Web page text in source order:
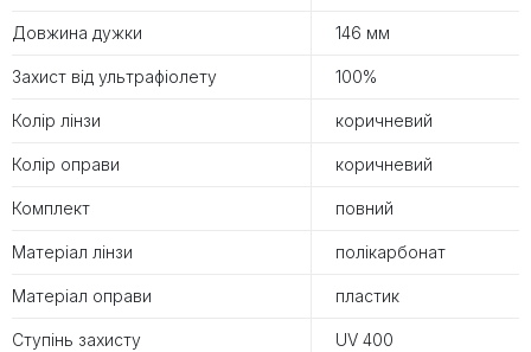
Довжина дужки 146 мм
Захист від ультрафіолету 100%
Колір лінзи коричневий
Колір оправи коричневий
Комплект повний
Матеріал лінзи полікарбонат
Матеріал оправи пластик
Ступінь захисту UV 400